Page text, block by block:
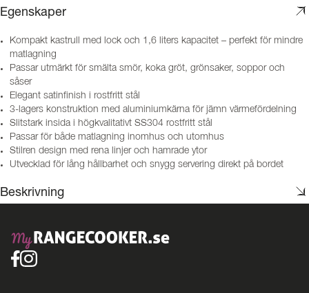
Egenskaper
Kompakt kastrull med lock och 1,6 liters kapacitet – perfekt för mindre
matlagning
Passar utmärkt för smälta smör, koka gröt, grönsaker, soppor och
såser
Elegant satinfinish i rostfritt stål
3-lagers konstruktion med aluminiumkärna för jämn värmefördelning
Slitstark insida i högkvalitativt SS304 rostfritt stål
Passar för både matlagning inomhus och utomhus
Stilren design med rena linjer och hamrade ytor
Utvecklad för lång hållbarhet och snygg servering direkt på bordet
Beskrivning